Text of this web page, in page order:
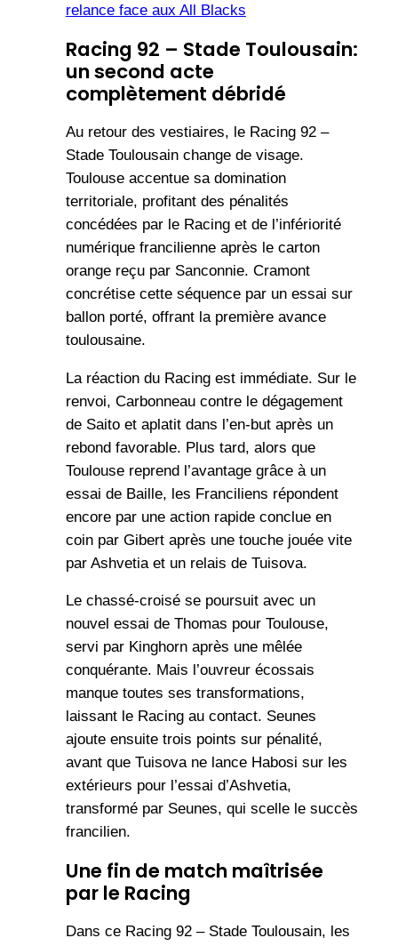
relance face aux All Blacks
Racing 92 – Stade Toulousain:
un second acte
complètement débridé
Au retour des vestiaires, le Racing 92 –
Stade Toulousain change de visage.
Toulouse accentue sa domination
territoriale, profitant des pénalités
concédées par le Racing et de l’infériorité
numérique francilienne après le carton
orange reçu par Sanconnie. Cramont
concrétise cette séquence par un essai sur
ballon porté, offrant la première avance
toulousaine.
La réaction du Racing est immédiate. Sur le
renvoi, Carbonneau contre le dégagement
de Saito et aplatit dans l’en-but après un
rebond favorable. Plus tard, alors que
Toulouse reprend l’avantage grâce à un
essai de Baille, les Franciliens répondent
encore par une action rapide conclue en
coin par Gibert après une touche jouée vite
par Ashvetia et un relais de Tuisova.
Le chassé-croisé se poursuit avec un
nouvel essai de Thomas pour Toulouse,
servi par Kinghorn après une mêlée
conquérante. Mais l’ouvreur écossais
manque toutes ses transformations,
laissant le Racing au contact. Seunes
ajoute ensuite trois points sur pénalité,
avant que Tuisova ne lance Habosi sur les
extérieurs pour l’essai d’Ashvetia,
transformé par Seunes, qui scelle le succès
francilien.
Une fin de match maîtrisée
par le Racing
Dans ce Racing 92 – Stade Toulousain, les